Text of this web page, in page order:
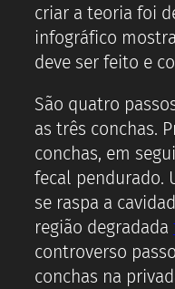
criar a teoria foi
infográfico
deve ser feito e
São quatro
as três conchas.
conchas, em
fecal pendurado.
se raspa a
região degradada
controverso
conchas na